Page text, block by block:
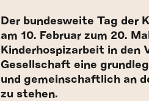
Der bundesweite Tag der
am 10. Februar zum 20.
Kinderhospizarbeit in den
Gesellschaft eine
und gemeinschaftlich an
zu stehen.